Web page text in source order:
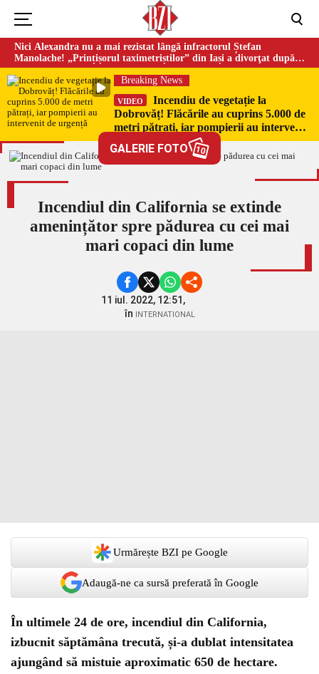
Nici Alexandra nu a mai rezistat lângă infractorul Ștefan
Manolache! „Prințișorul taximetriștilor” din Iași a divorţat după
doi ani de căsnicie
Breaking News
VIDEO
Incendiu de vegetație la
Dobrovăț! Flăcările au cuprins 5.000 de
metri pătrați, iar pompierii au intervenit
GALERIE FOTO 10
Incendiul din California se extinde
amenințător spre pădurea cu cei mai
mari copaci din lume
11 iul. 2022, 12:51,
în INTERNATIONAL
Urmărește BZI pe Google
Adaugă-ne ca sursă preferată în Google
În ultimele 24 de ore, incendiul din California,
izbucnit săptămâna trecută, și-a dublat intensitatea
ajungând să mistuie aproximatic 650 de hectare.